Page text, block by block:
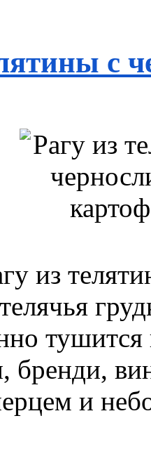
с
из
бренди,
и